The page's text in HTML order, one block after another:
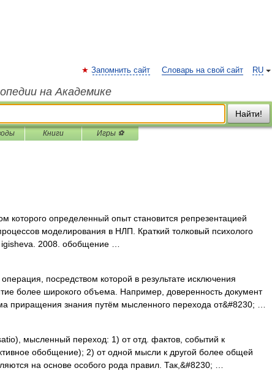
RU
Запомнить сайт Словарь на свой сайт
на Академике
Найти!
Книги Игры ⚽
которого определенный опыт становится репрезентацией
моделирования в НЛП. Краткий толковый психолого
igisheva. 2008. обобщение …
посредством которой в результате исключения
более широкого объема. Например, доверенность документ
приращения знания путём мысленного перехода от&#8230; …
мысленный переход: 1) от отд. фактов, событий к
обобщение); 2) от одной мысли к другой более общей
на основе особого рода правил. Так,&#8230; …